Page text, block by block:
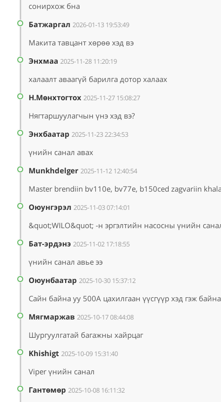
сонирхож бна
Батжаргал 2026-01-13 19:53:49
Макита тавцант хөрөө хэд вэ
Энхмаа 2025-11-28 11:20:19
халаалт аваагүй барилга дотор халаах
Н.Мөнхтогтох 2025-11-27 15:08:27
Нягтаршуулагчын үнэ хэд вэ?
Энхбаатар 2025-11-23 22:34:53
үнийн санал авах
Munkhdelger 2025-11-12 12:40:54
Master brendiin bv110e, bv77e, b150ced zagvariin
Oюунгэрэл 2025-11-03 07:14:01
&quot;WILO&quot; -н эргэлтийн насосны үнийн
Бат-эрдэнэ 2025-11-02 17:18:55
үнийн санал авье ээ
Оюунбаатар 2025-10-30 15:37:12
Сайн байна уу 500А цахилгаан үүсгүүр хэд гэж байна
Мягмаржав 2025-10-17 08:44:08
Шургуулгатай багажны хайрцаг
Khishigt 2025-10-09 15:31:40
Viper үнийн санал
Гантөмөр 2025-10-08 16:11:32